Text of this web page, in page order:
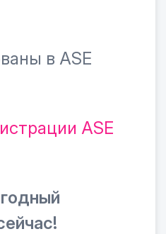
в ASE
ASE